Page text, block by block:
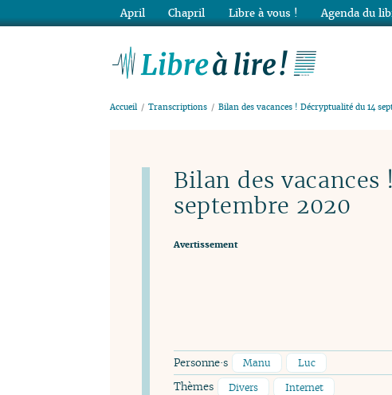
Accueil Transcriptions Bilan des vacances ! Décryptualité du 14
Bilan des
septembre 2020
Avertissement
Personne·s Manu Luc
Thèmes Divers Internet
April Chapril Libre à vous ! Agenda du